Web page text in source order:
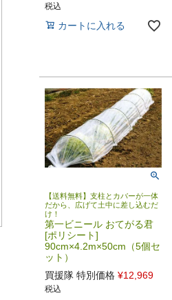
税込
カートに入れる
【送料無料】支柱とカバーが一体
だから、広げて土中に差し込むだ
け！
第一ビニール おてがる君
[ポリシート]
90cm×4.2m×50cm（5個セ
ット）
買援隊 特別価格 ¥12,969
税込